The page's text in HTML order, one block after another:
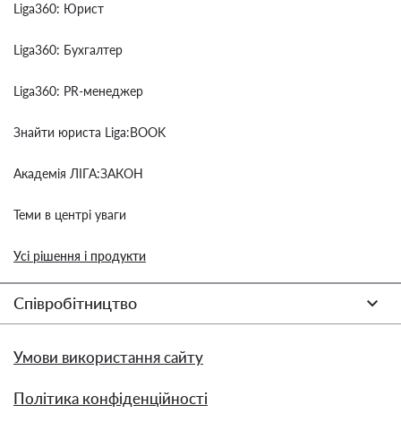
Liga360: Юрист
Liga360: Бухгалтер
Liga360: PR-менеджер
Знайти юриста Liga:BOOK
Академія ЛІГА:ЗАКОН
Теми в центрі уваги
Усі рішення і продукти
Співробітництво
Умови використання сайту
Політика конфіденційності